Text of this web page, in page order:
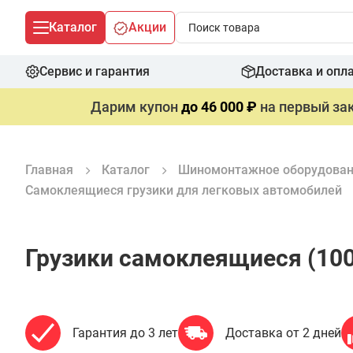
Каталог Акции
Сервис и гарантия Доставка и
Дарим купондо 46 000 ₽ на первый
Главная Каталог Шиномонтажное
Самоклеящиеся грузики для легковых автомобилей
Грузики самоклеящиеся
Гарантия до 3 лет Доставка от 2 дней